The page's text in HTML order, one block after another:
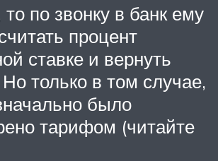
то по звонку в банк ему
процент
ставке и вернуть
только в том случае,
было
тарифом (читайте